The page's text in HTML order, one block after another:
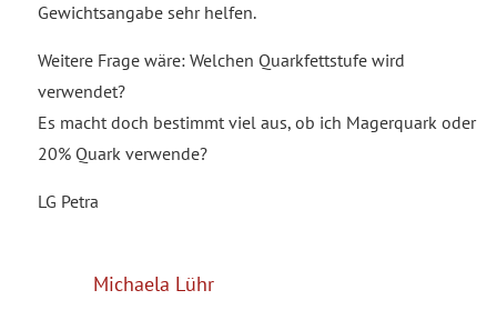
Gewichtsangabe sehr helfen.
Weitere Frage wäre: Welchen Quarkfettstufe wird
verwendet?
Es macht doch bestimmt viel aus, ob ich Magerquark oder
20% Quark verwende?
LG Petra
Michaela Lühr